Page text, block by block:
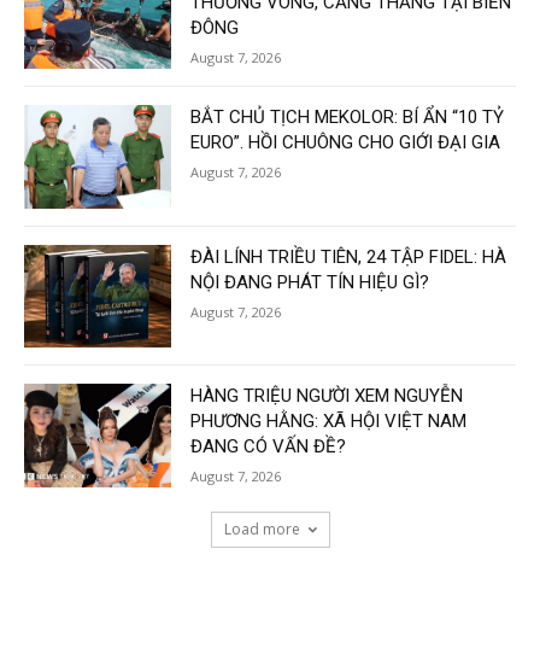
ĐÔNG
August 7, 2026
BẮT CHỦ TỊCH MEKOLOR: BÍ ẨN “10 TỶ
EURO”. HỒI CHUÔNG CHO GIỚI ĐẠI GIA
August 7, 2026
ĐÀI LÍNH TRIỀU TIÊN, 24 TẬP FIDEL: HÀ
NỘI ĐANG PHÁT TÍN HIỆU GÌ?
August 7, 2026
HÀNG TRIỆU NGƯỜI XEM NGUYỄN
PHƯƠNG HẰNG: XÃ HỘI VIỆT NAM
ĐANG CÓ VẤN ĐỀ?
August 7, 2026
Load more